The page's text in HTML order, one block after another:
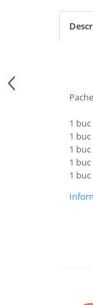
Detergent rufe
Detergent rufe
Înălbitor și
Soluții anticalcar,
Odorizanți
1 buc
1 buc
1 buc
1 buc
1 buc